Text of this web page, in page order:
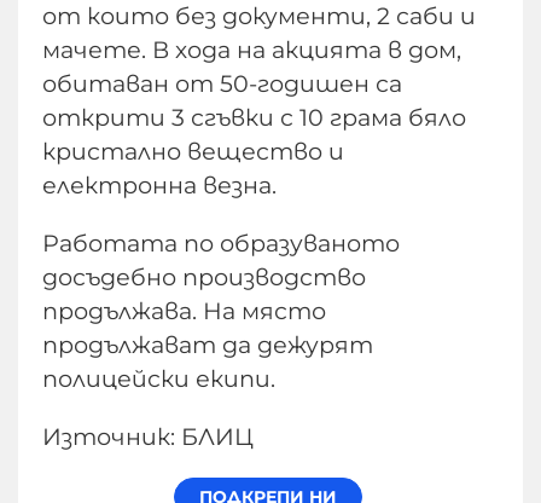
от които без документи, 2 саби и
мачете. В хода на акцията в дом,
обитаван от 50-годишен са
открити 3 сгъвки с 10 грама бяло
кристално вещество и
електронна везна.
Работата по образуваното
досъдебно производство
продължава. На място
продължават да дежурят
полицейски екипи.
Източник: БЛИЦ